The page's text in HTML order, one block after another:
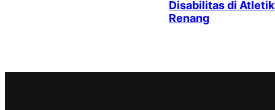
Disabilitas di
Renang